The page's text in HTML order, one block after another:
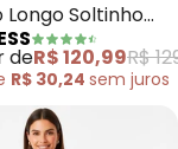
Longo Soltinho
(Preto)
deR$ 120,99R$
R$ 30,24 sem juros